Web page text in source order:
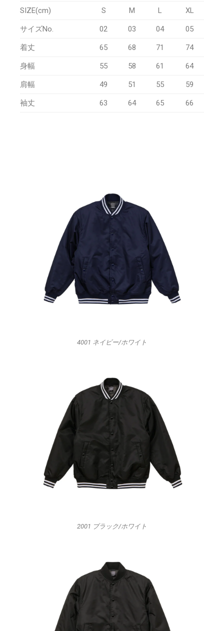
SIZE(cm) S M L XL
サイズNo. 02 03 04 05
着丈 65 68 71 74
身幅 55 58 61 64
肩幅 49 51 55 59
袖丈 63 64 65 66
4001 ネイビー/ホワイト
2001 ブラック/ホワイト